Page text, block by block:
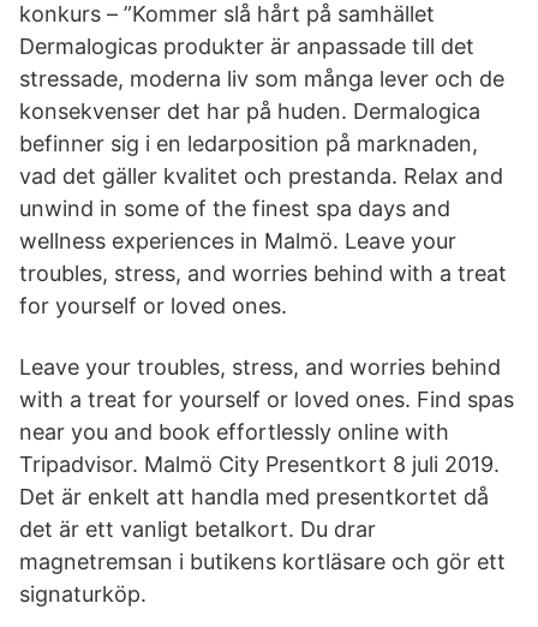
konkurs – ”Kommer slå hårt på samhället
Dermalogicas produkter är anpassade till det
stressade, moderna liv som många lever och de
konsekvenser det har på huden. Dermalogica
befinner sig i en ledarposition på marknaden,
vad det gäller kvalitet och prestanda. Relax and
unwind in some of the finest spa days and
wellness experiences in Malmö. Leave your
troubles, stress, and worries behind with a treat
for yourself or loved ones.
Leave your troubles, stress, and worries behind
with a treat for yourself or loved ones. Find spas
near you and book effortlessly online with
Tripadvisor. Malmö City Presentkort 8 juli 2019.
Det är enkelt att handla med presentkortet då
det är ett vanligt betalkort. Du drar
magnetremsan i butikens kortläsare och gör ett
signaturköp.